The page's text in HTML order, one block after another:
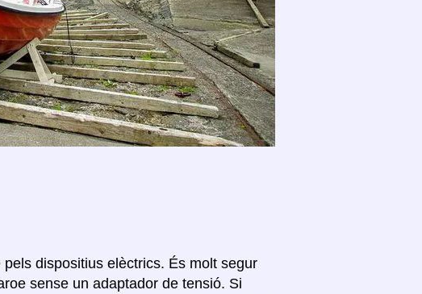
dispositius elèctrics. És molt segur
sense un adaptador de tensió. Si